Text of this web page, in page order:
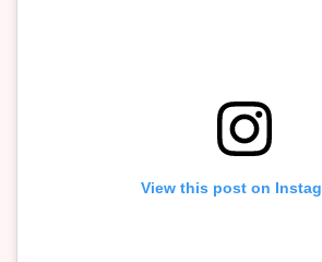
View this post on